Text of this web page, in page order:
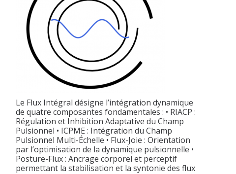
Le Flux Intégral désigne l’intégration dynamique
de quatre composantes fondamentales : • RIACP :
Régulation et Inhibition Adaptative du Champ
Pulsionnel • ICPME : Intégration du Champ
Pulsionnel Multi-Échelle • Flux-Joie : Orientation
par l’optimisation de la dynamique pulsionnelle •
Posture-Flux : Ancrage corporel et perceptif
permettant la stabilisation et la syntonie des flux